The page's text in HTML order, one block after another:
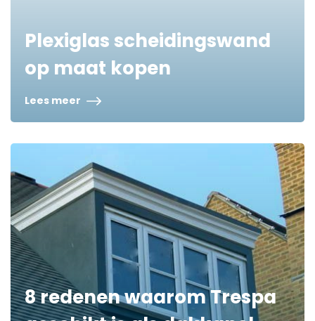
Plexiglas scheidingswand
op maat kopen
Lees meer
8 redenen waarom Trespa